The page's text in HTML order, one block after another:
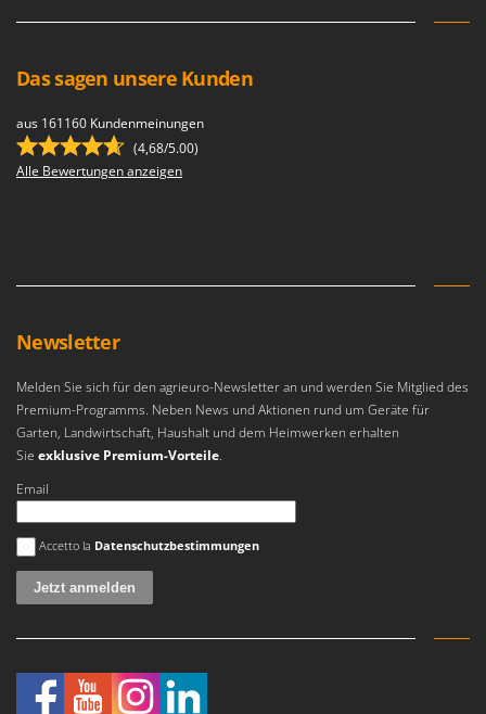
Das sagen unsere Kunden
aus 161160 Kundenmeinungen
(4,68/5.00)
Alle Bewertungen anzeigen
Newsletter
Melden Sie sich für den agrieuro-Newsletter an und werden Sie Mitglied des
Premium-Programms. Neben News und Aktionen rund um Geräte für
Garten, Landwirtschaft, Haushalt und dem Heimwerken erhalten
Sie exklusive Premium-Vorteile.
Email
Es ist ein Fehler aufgetreten
Accetto la Datenschutzbestimmungen